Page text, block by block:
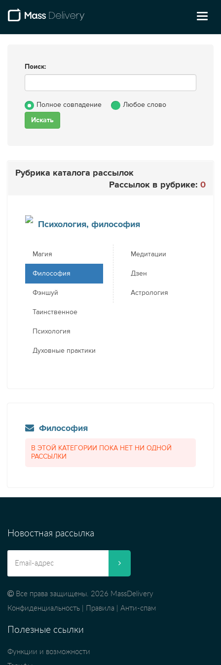
Поиск:
Полное совпадение Любое слово
Рубрика каталога рассылок
Рассылок в рубрике: 0
Психология, философия
Магия
Философия
Фэншуй
Таинственное
Психология
Духовные практики
Медитации
Дзен
Астрология
Философия
В ЭТОЙ КАТЕГОРИИ ПОКА НЕТ НИ ОДНОЙ
РАССЫЛКИ
Новостная рассылка
Все права защищены. 2026 MassDelivery
Конфиденциальность
Правила Анти-спам
Полезные ссылки
Функции и возможности